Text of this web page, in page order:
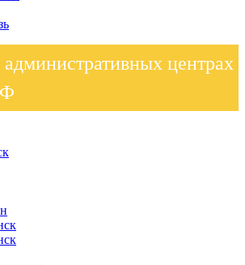
центрах